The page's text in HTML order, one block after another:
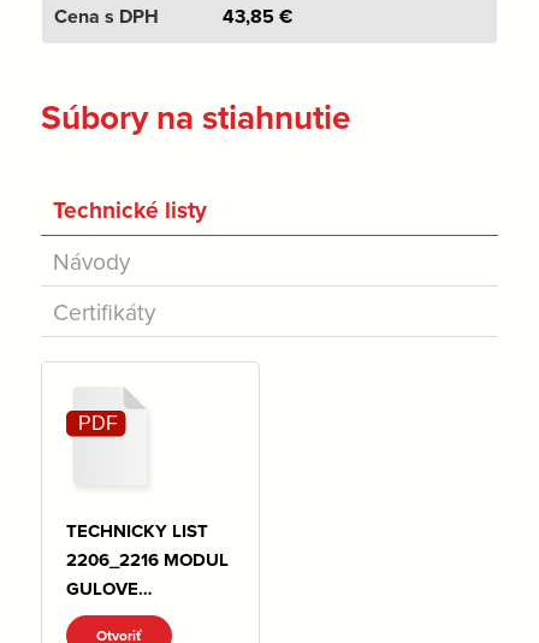
43,85€
Súbory na stiahnutie
Technické listy
Návody
Certifikáty
TECHNICKY LIST
2206_2216 MODUL
GULOVE
KOHUTY.pdf
Otvoriť